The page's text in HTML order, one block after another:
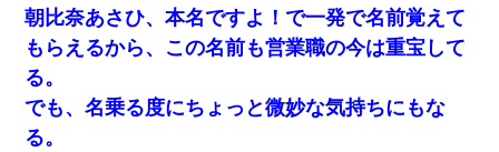
朝比奈あさひ、本名ですよ！で一発で名前覚えて
もらえるから、この名前も営業職の今は重宝して
る。
でも、名乗る度にちょっと微妙な気持ちにもな
る。